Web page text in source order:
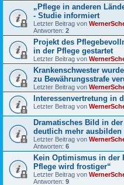
„Pflege in anderen
- Studie informiert
Letzter Beitrag von
Antworten: 2
Projekt des
in der Pflege gestartet
Letzter Beitrag von
Krankenschwester
zu Bewährungsstrafe
Letzter Beitrag von
Interessenvertretung in
Letzter Beitrag von
Dramatisches Bild in
deutlich mehr ausbilden
Letzter Beitrag von
Antworten: 6
Kein Optimismus in der
Pflege wird frostiger“
Letzter Beitrag von
Antworten: 9